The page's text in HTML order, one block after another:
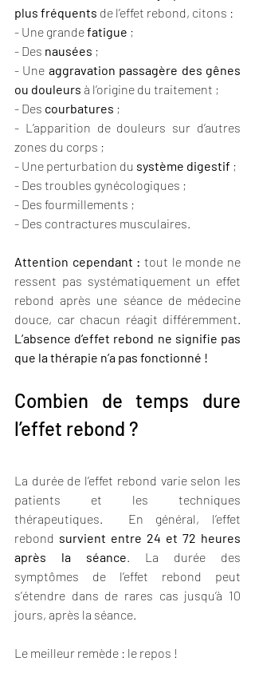
plus fréquents de l’effet rebond, citons :
- Une grande fatigue ;
- Des nausées ;
- Une aggravation passagère des gênes
ou douleurs à l’origine du traitement ;
- Des courbatures ;
- L’apparition de douleurs sur d’autres
zones du corps ;
- Une perturbation du système digestif ;
- Des troubles gynécologiques ;
- Des fourmillements ;
- Des contractures musculaires.
Attention cependant : tout le monde ne
ressent pas systématiquement un effet
rebond après une séance de médecine
L’absence d’effet rebond ne signifie pas
que la thérapie n’a pas fonctionné !
Combien de temps dure
l’effet rebond ?
La durée de l’effet rebond varie selon les
patients et les techniques
thérapeutiques.  En général, l’effet
rebond survient entre 24 et 72 heures
après la séance. La durée des
symptômes de l’effet rebond peut
s’étendre dans de rares cas jusqu’à 10
jours, après la séance.
Le meilleur remède : le repos !